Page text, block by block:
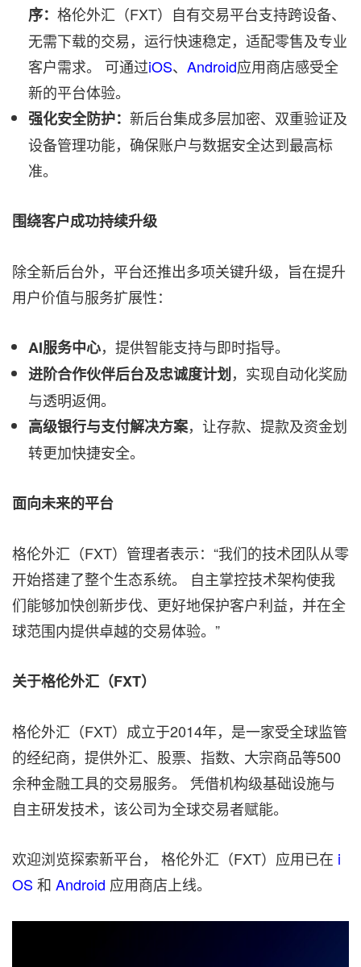
序： 格伦外汇（FXT）自有交易平台支持跨设备、
无需下载的交易，运行快速稳定，适配零售及专业
客户需求。 可通过iOS、 Android应用商店感受全
新的平台体验。
强化安全防护： 新后台集成多层加密、双重验证及
设备管理功能，确保账户与数据安全达到最高标
准。
围绕客户成功持续升级
除全新后台外，平台还推出多项关键升级，旨在提升
用户价值与服务扩展性：
AI服务中心，提供智能支持与即时指导。
进阶合作伙伴后台及忠诚度计划 ，实现自动化奖励
与透明返佣。
高级银行与支付解决方案，让存款、提款及资金划
转更加快捷安全。
面向未来的平台
格伦外汇（FXT）管理者表示： “我们的技术团队从零
开始搭建了整个生态系统。 自主掌控技术架构使我
们能够加快创新步伐、更好地保护客户利益，并在全
球范围内提供卓越的交易体验。”
关于格伦外汇（FXT）
格伦外汇（FXT）成立于2014年，是一家受全球监管
的经纪商，提供外汇、股票、指数、大宗商品等500
余种金融工具的交易服务。 凭借机构级基础设施与
自主研发技术，该公司为全球交易者赋能。
欢迎浏览探索新平台， 格伦外汇（FXT）应用已在 i
OS 和 Android 应用商店上线。